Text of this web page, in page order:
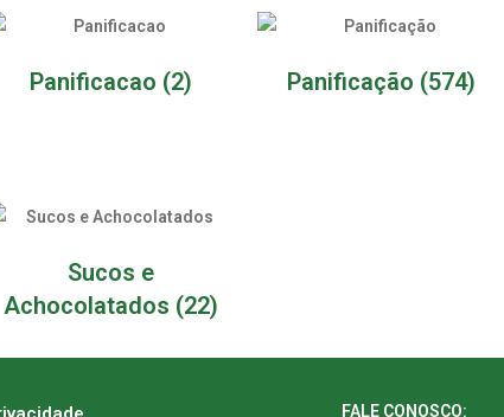
Panificacao (2) Panificação (574)
Sucos e
Achocolatados (22)
FALE CONOSCO: